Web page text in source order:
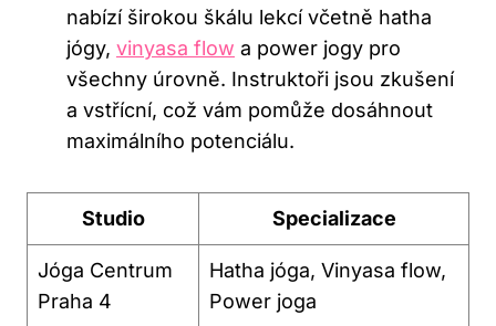
nabízí širokou škálu lekcí včetně hatha
jógy, vinyasa flow a​ power jogy pro⁣
všechny úrovně. Instruktoři jsou ⁣zkušení
a⁣ vstřícní, což vám pomůže dosáhnout
maximálního‌ potenciálu.
Studio Specializace
Jóga ‌Centrum
Praha 4
Hatha jóga, Vinyasa flow,
Power joga